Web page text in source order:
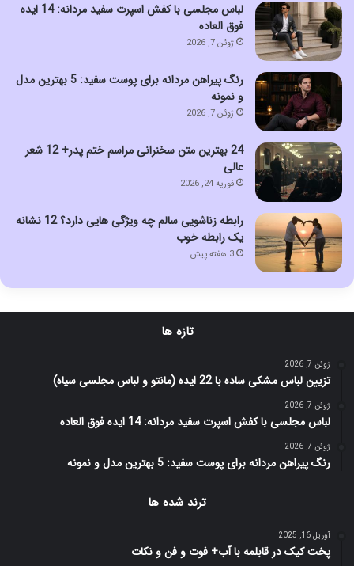
لباس مجلسی با کفش اسپرت سفید مردانه: 14 ایده
فوق العاده
ژوئن 7, 2026
رنگ پیراهن مردانه برای پوست سفید: 5 بهترین مدل
و نمونه
ژوئن 7, 2026
24 بهترین متن سخنرانی مراسم ختم پدر+ 12 شعر
عالی
فوریه 24, 2026
رابطه زناشویی سالم چه ویژگی هایی دارد؟ 12 نشانه
یک رابطه خوب
3 هفته پیش
تازه ها
ژوئن 7, 2026
تزیین لباس مشکی ساده با 22 ایده (مانتو و لباس مجلسی سیاه)
ژوئن 7, 2026
لباس مجلسی با کفش اسپرت سفید مردانه: 14 ایده فوق العاده
ژوئن 7, 2026
رنگ پیراهن مردانه برای پوست سفید: 5 بهترین مدل و نمونه
ترند شده ها
آوریل 16, 2025
پخت کیک در قابلمه با آب+ فوت و فن و نکات